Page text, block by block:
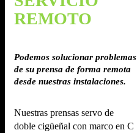
REMOTO
Podemos solucionar problemas
de su prensa de forma remota
desde nuestras instalaciones.
Nuestras prensas servo de
doble cigüeñal con marco en C